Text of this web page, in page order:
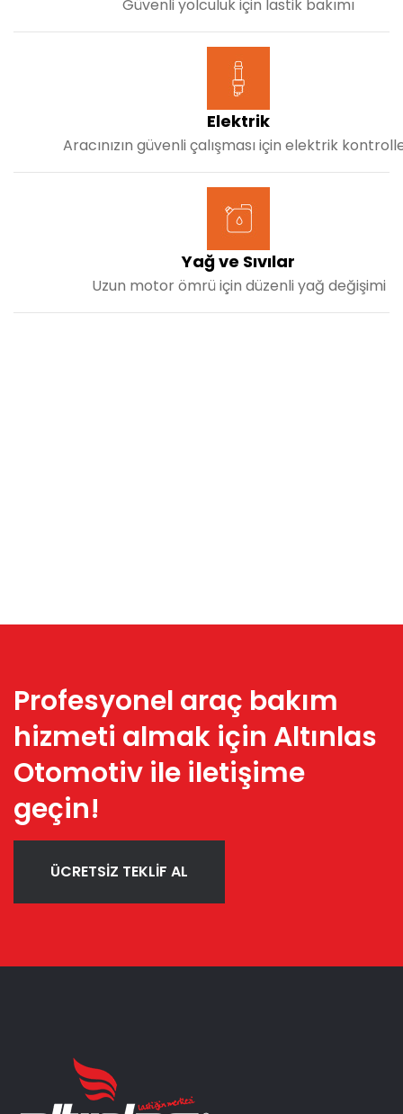
Güvenli yolculuk için lastik bakımı
Elektrik
Aracınızın güvenli çalışması için elektrik
Yağ ve Sıvılar
Uzun motor ömrü için düzenli yağ değişimi
Profesyonel araç bakım
hizmeti almak için Altınlas
Otomotiv ile iletişime
geçin!
ÜCRETSİZ TEKLİF AL